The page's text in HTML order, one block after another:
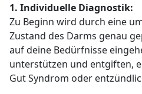
1. Individuelle Diagnostik:
Zu Beginn wird durch eine
Zustand des Darms genau
auf deine Bedürfnisse
unterstützen und entgiften,
Gut Syndrom oder